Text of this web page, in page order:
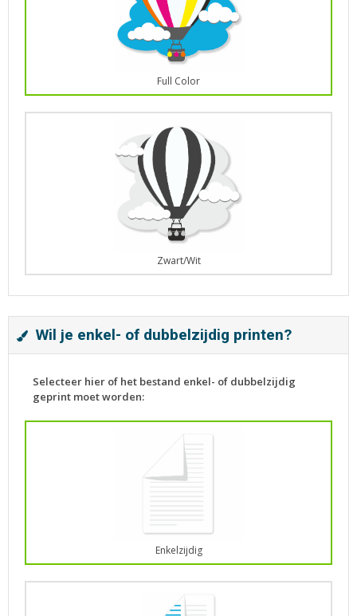
Full Color
Zwart/Wit
Wil je enkel- of dubbelzijdig printen?
Selecteer hier of het bestand enkel- of dubbelzijdig
geprint moet worden:
Enkelzijdig